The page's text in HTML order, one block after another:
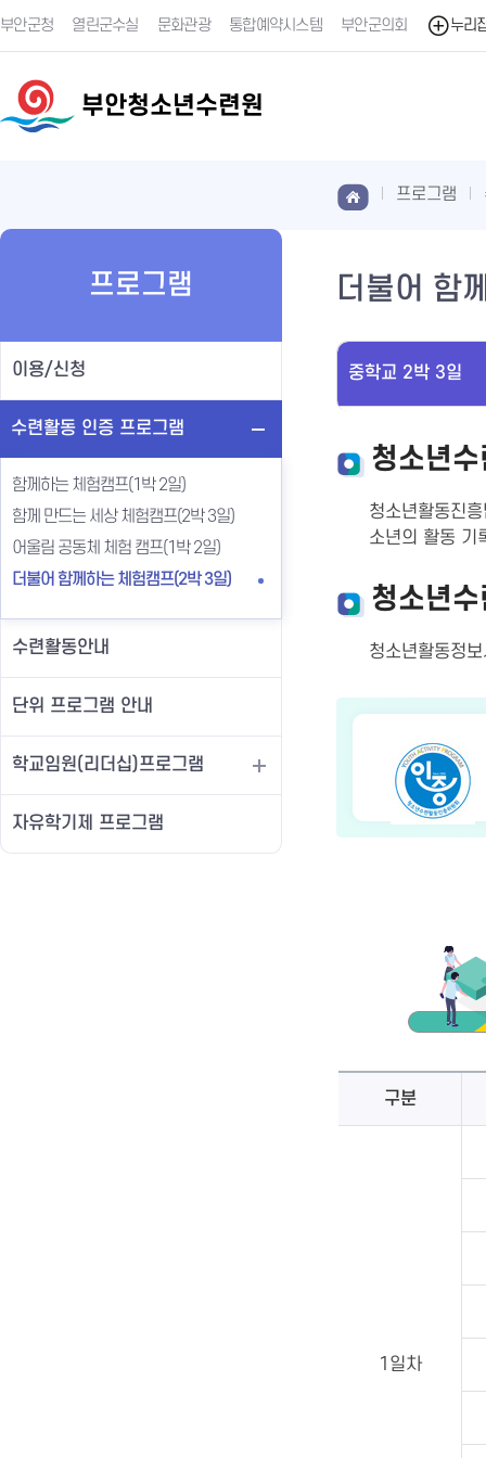
부안군청 열린군수실 문화관광 통합예약시스템 부안군의회 누리
부안청소년수련원
프로그램
이용/신청
수련활동 인증 프로그램
함께하는 체험캠프(1박 2일)
함께 만드는 세상 체험캠프(2박 3일)
어울림 공동체 체험 캠프(1박 2일)
더불어 함께하는 체험캠프(2박 3일)
수련활동안내
단위 프로그램 안내
학교임원(리더십)프로그램
자유학기제 프로그램
프로그램
더불어 함
중학교 2박 3일
청소년
청소년활동진
소년의 활동 기
청소년
청소년활동정
구분
1일차